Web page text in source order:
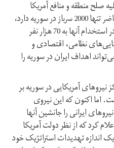
صلح منطقه و منافع آمریکا
می‌باشد. درحالی که آمریکا در حال حاضر تنها 2000 سرباز در سوریه دارد،
تعداد نیروهای ایرانی و شبه‌نظامیان در استخدام آنها به 70 هزار نفر
نظامی، اقتصادی و
اهداف ایران در سوریه را
نیروهای آمریکایی در سوریه بر
اکنون که این نیروی
ایرانی را جانشین آنها
کرد که از نظر دولت آمریکا
اندازه تهدیدات استراتژیک خود